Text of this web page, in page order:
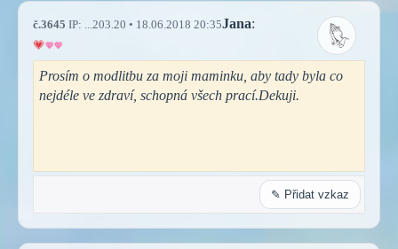
č.3645 IP: ...203.20 • 18.06.2018 20:35Jana:
Prosím o modlitbu za moji maminku, aby tady byla co
nejdéle ve zdraví, schopná všech prací.Dekuji.
✎ Přidat vzkaz